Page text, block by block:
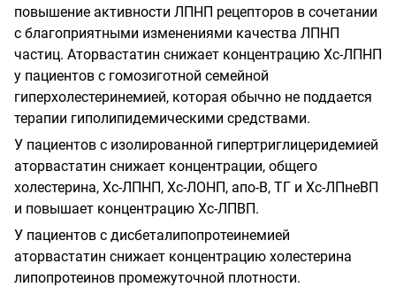
повышение активности ЛПНП рецепторов в сочетании
с благоприятными изменениями качества ЛПНП
частиц. Аторвастатин снижает концентрацию Хс-ЛПНП
у пациентов с гомозиготной семейной
гиперхолестеринемией, которая обычно не поддается
терапии гиполипидемическими средствами.
У пациентов с изолированной гипертриглицеридемией
аторвастатин снижает концентрации, общего
холестерина, Хс-ЛПНП, Хс-ЛОНП, апо-В, ТГ и Хс-ЛПнеВП
и повышает концентрацию Хс-ЛПВП.
У пациентов с дисбеталипопротеинемией
аторвастатин снижает концентрацию холестерина
липопротеинов промежуточной плотности.